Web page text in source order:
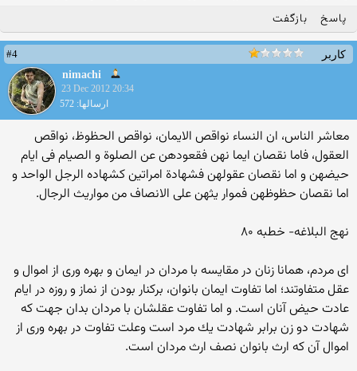
پاسخ بازگفت
کاربر
#4
nimachi
23 Dec 2012 20:34
ارسالها: 572
معاشر الناس، ان النساء نواقص الايمان، نواقص الحظوظ، نواقص
العقول، فاما نقصان ايما نهن فقعودهن عن الصلوة و الصيام فى ايام
حيضهن و اما نقصان عقولهن فشهادة امراتين كشهاده الرجل الواحد و
اما نقصان حظوظهن فموار يثهن على الانصاف من مواريث الرجال.
نهج البلاغه- خطبه ۸۰
اى مردم، همانا زنان در مقايسه با مردان در ايمان و بهره ورى از اموال و
عقل متفاوتند؛ اما تفاوت ايمان بانوان، بركنار بودن از نماز و روزه در ايام
عادت حيض آنان است. و اما تفاوت عقلشان با مردان بدان جهت كه
شهادت دو زن برابر شهادت يك مرد است وعلت تفاوت در بهره ورى از
اموال آن كه ارث بانوان نصف ارث مردان است.